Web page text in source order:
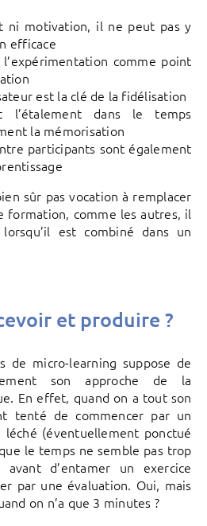
ni motivation, il ne peut pas y
efficace
comme point
est la clé de la fidélisation
dans le temps
la mémorisation
participants sont également
sûr pas vocation à remplacer
formation, comme les autres, il
est combiné dans un
et produire ?
de micro-learning suppose de
son approche de la
En effet, quand on a tout son
tenté de commencer par un
(éventuellement ponctué
le temps ne semble pas trop
d’entamer un exercice
par une évaluation. Oui, mais
on n’a que 3 minutes ?